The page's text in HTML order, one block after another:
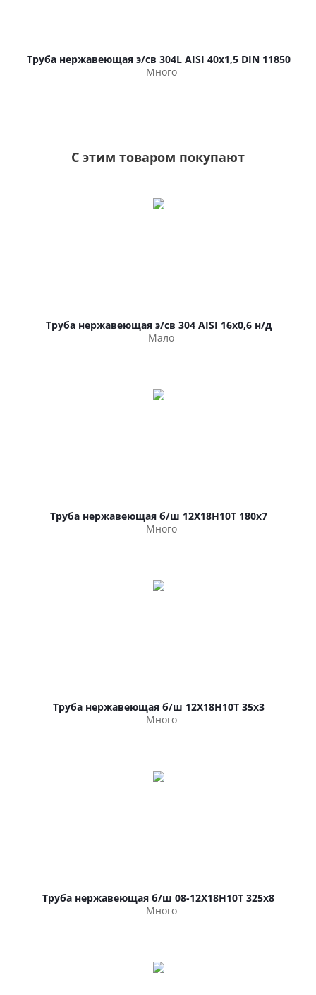
Труба нержавеющая э/св 304L AISI 40х1,5 DIN 11850
Много
С этим товаром покупают
Труба нержавеющая э/св 304 AISI 16х0,6 н/д
Мало
Труба нержавеющая б/ш 12Х18Н10Т 180х7
Много
Труба нержавеющая б/ш 12Х18Н10Т 35х3
Много
Труба нержавеющая б/ш 08-12Х18Н10Т 325х8
Много